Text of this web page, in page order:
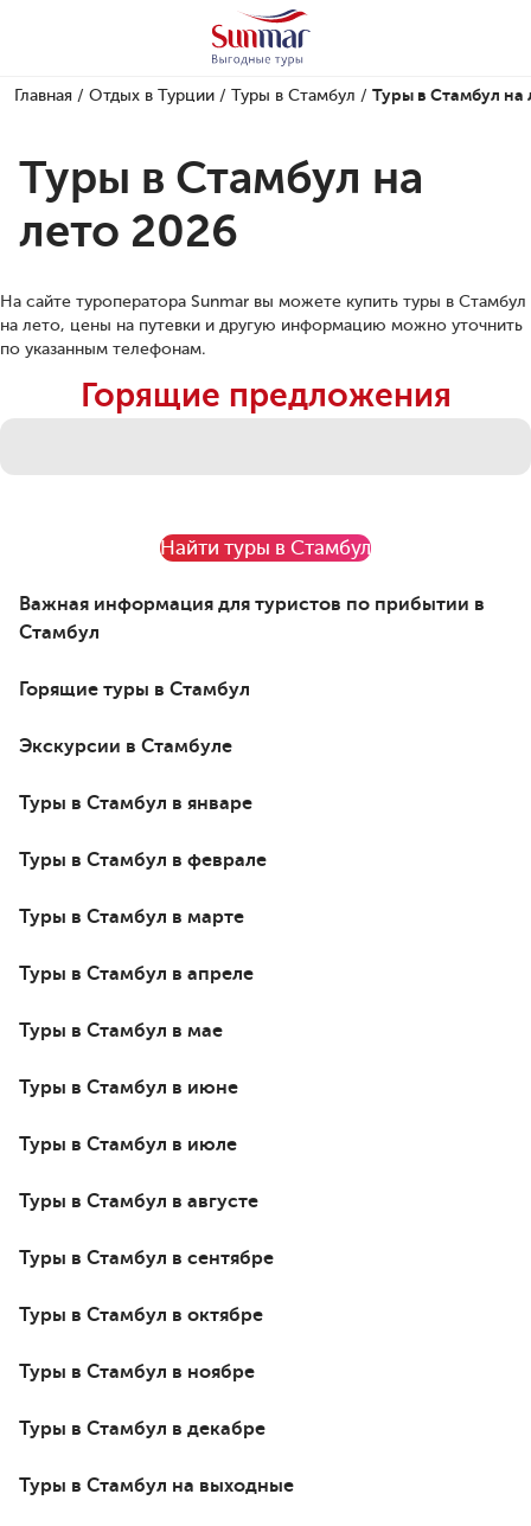
Главная / Отдых в Турции / Туры в Стамбул / Туры в Стамбул на
Туры в Стамбул на
лето 2026
На сайте туроператора Sunmar вы можете купить туры в Стамбул
на лето, цены на путевки и другую информацию можно уточнить
по указанным телефонам.
Горящие предложения
Найти туры в Стамбул
Важная информация для туристов по прибытии в
Стамбул
Горящие туры в Стамбул
Экскурсии в Стамбуле
Туры в Стамбул в январе
Туры в Стамбул в феврале
Туры в Стамбул в марте
Туры в Стамбул в апреле
Туры в Стамбул в мае
Туры в Стамбул в июне
Туры в Стамбул в июле
Туры в Стамбул в августе
Туры в Стамбул в сентябре
Туры в Стамбул в октябре
Туры в Стамбул в ноябре
Туры в Стамбул в декабре
Туры в Стамбул на выходные